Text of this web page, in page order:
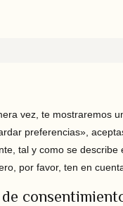
vez, te mostraremos
preferencias»,
tal y como se
por favor, ten en